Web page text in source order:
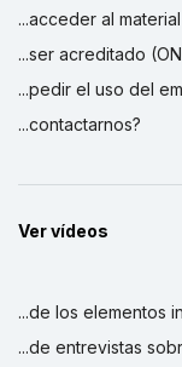
...acceder al
...ser acreditado
...pedir el uso del
...contactarnos?
Ver vídeos
...de los elementos
...de entrevistas